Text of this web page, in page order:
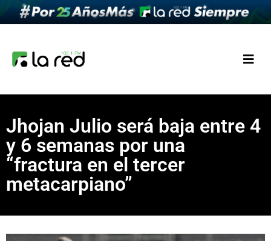
Jhojan Julio será baja entre 4
y 6 semanas por una
“fractura en el tercer
metacarpiano”